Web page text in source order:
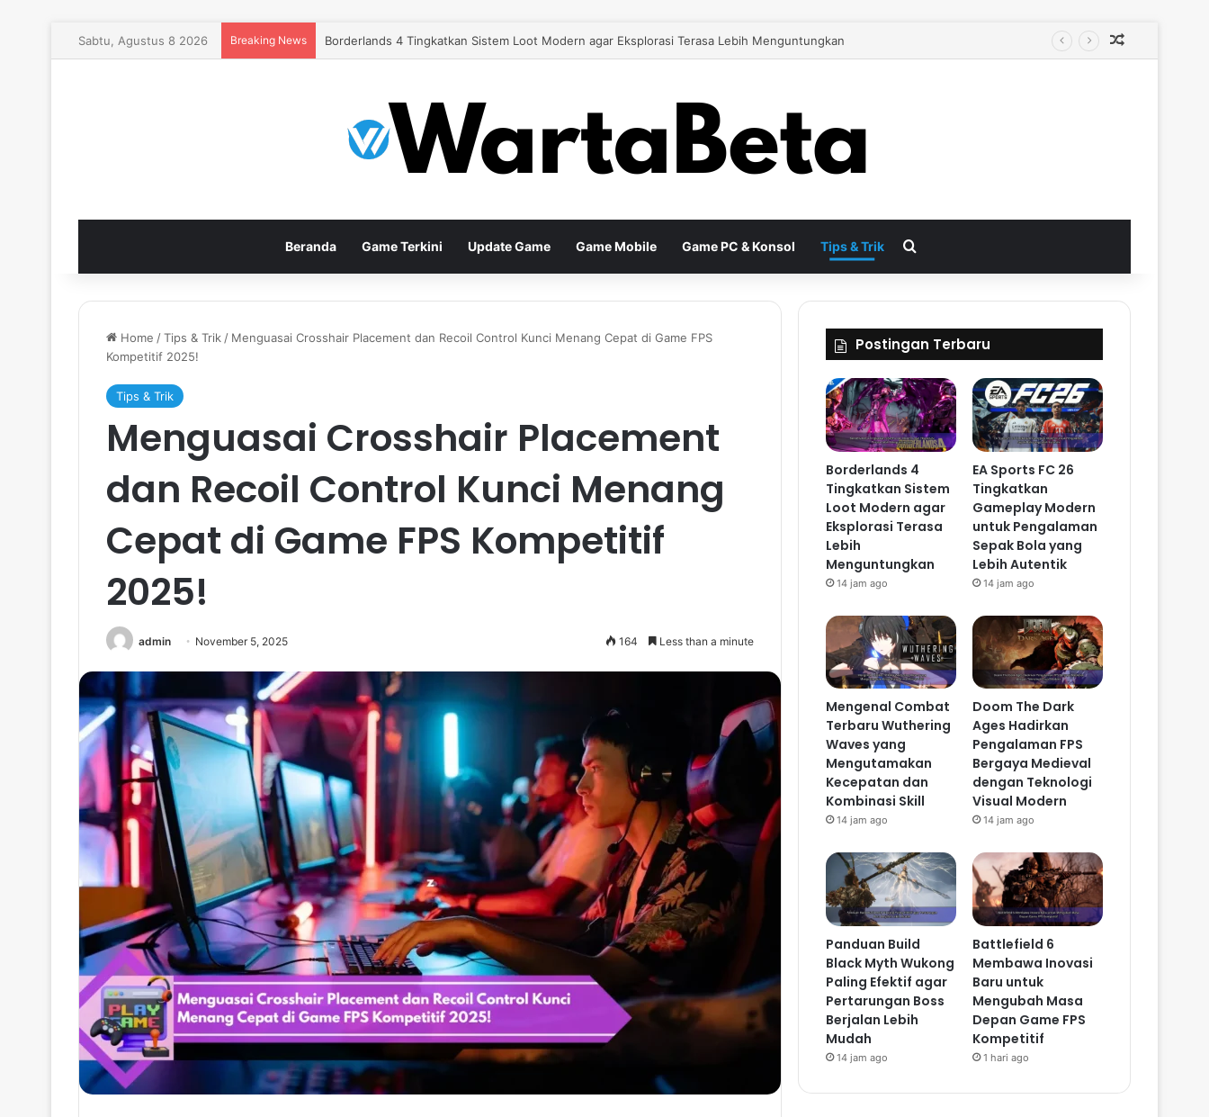
Sabtu, Agustus 8 2026 Breaking News EA Sports FC 26 Tingkatkan Gameplay Modern untuk Pengalaman Sepak Bola yang Lebih Autentik
Beranda Game Terkini Update Game Game Mobile Game PC & Konsol Tips & Trik
Home /Tips & Trik / Menguasai Crosshair Placement dan Recoil Control Kunci Menang Cepat di Game FPS
Kompetitif 2025!
Tips & Trik
Menguasai Crosshair Placement
dan Recoil Control Kunci Menang
Cepat di Game FPS Kompetitif
2025!
admin November 5, 2025 164 Less than a minute
Postingan Terbaru
Borderlands 4
Tingkatkan Sistem
Loot Modern agar
Eksplorasi Terasa
Lebih
Menguntungkan
14 jam ago
EA Sports FC 26
Tingkatkan
Gameplay Modern
untuk Pengalaman
Sepak Bola yang
Lebih Autentik
14 jam ago
Mengenal Combat
Terbaru Wuthering
Waves yang
Mengutamakan
Kecepatan dan
Kombinasi Skill
14 jam ago
Doom The Dark
Ages Hadirkan
Pengalaman FPS
Bergaya Medieval
dengan Teknologi
Visual Modern
14 jam ago
Panduan Build
Black Myth Wukong
Paling Efektif agar
Pertarungan Boss
Berjalan Lebih
Mudah
14 jam ago
Battlefield 6
Membawa Inovasi
Baru untuk
Mengubah Masa
Depan Game FPS
Kompetitif
1 hari ago